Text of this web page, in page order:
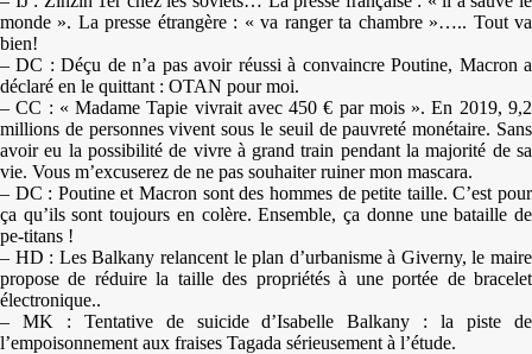
monde ». La presse étrangère : « va ranger ta chambre »….. Tout va
bien!
– DC : Déçu de n’a pas avoir réussi à convaincre Poutine, Macron a
déclaré en le quittant : OTAN pour moi.
– CC : « Madame Tapie vivrait avec 450 € par mois ». En 2019, 9,2
millions de personnes vivent sous le seuil de pauvreté monétaire. Sans
avoir eu la possibilité de vivre à grand train pendant la majorité de sa
vie. Vous m’excuserez de ne pas souhaiter ruiner mon mascara.
– DC : Poutine et Macron sont des hommes de petite taille. C’est pour
ça qu’ils sont toujours en colère. Ensemble, ça donne une bataille de
pe-titans !
– HD : Les Balkany relancent le plan d’urbanisme à Giverny, le maire
propose de réduire la taille des propriétés à une portée de bracelet
électronique..
– MK : Tentative de suicide d’Isabelle Balkany : la piste de
l’empoisonnement aux fraises Tagada sérieusement à l’étude.